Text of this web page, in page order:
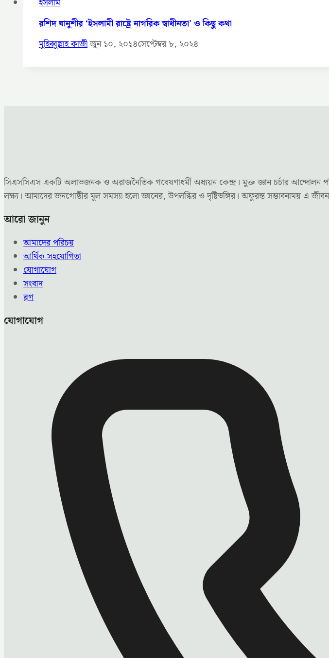
ইসলাম
রশিদ ঘানুশীর ‘ইসলামী রাষ্ট্রে নাগরিক স্বাধীনতা’ ও কিছু কথা
মুহিব্বুল্লাহ কাজীজুন ১০, ২০১৪সেপ্টেম্বর ৮, ২০২৪
সিএসসিএস একটি অলাভজনক ও অরাজনৈতিক গবেষণাধর্মী অধ্যয়ন কেন্দ্র। মুক্ত জ্ঞান চর্চার আন্দোলন
লক্ষ্য। আমাদের জনগোষ্ঠীর মূল সমস্যা হলো জ্ঞানের, উপলব্ধির ও দৃষ্টিভঙ্গির। অফুরন্ত
আরো জানুন
আমাদের পরিচয়
আর্থিক সহযোগিতা
যোগাযোগ
সংবাদ
ব্লগ
যোগাযোগ